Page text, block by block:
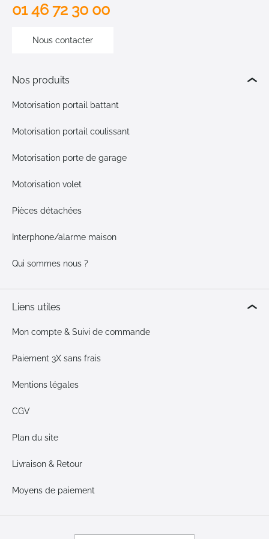
01 46 72 30 00
Nous contacter
Nos produits
Motorisation portail battant
Motorisation portail coulissant
Motorisation porte de garage
Motorisation volet
Pièces détachées
Interphone/alarme maison
Qui sommes nous ?
Liens utiles
Mon compte & Suivi de commande
Paiement 3X sans frais
Mentions légales
CGV
Plan du site
Livraison & Retour
Moyens de paiement